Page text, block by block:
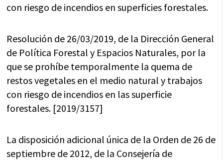
con riesgo de incendios en superficies forestales.
Resolución de 26/03/2019, de la Dirección General
de Política Forestal y Espacios Naturales, por la
que se prohíbe temporalmente la quema de
restos vegetales en el medio natural y trabajos
con riesgo de incendios en las superficie
forestales. [2019/3157]
La disposición adicional única de la Orden de 26 de
septiembre de 2012, de la Consejería de